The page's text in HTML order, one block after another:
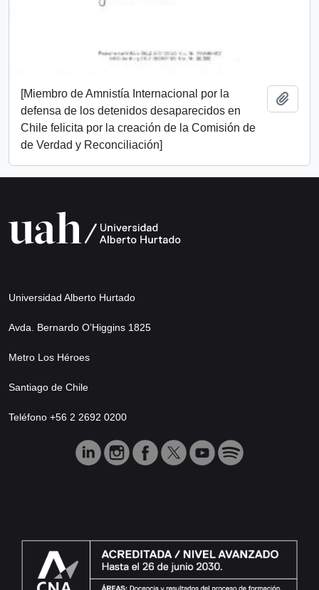
[Miembro de Amnistía Internacional por la
defensa de los detenidos desaparecidos en
Chile felicita por la creación de la Comisión de
de Verdad y Reconciliación]
Universidad Alberto Hurtado
Avda. Bernardo O’Higgins 1825
Metro Los Héroes
Santiago de Chile
Teléfono +56 2 2692 0200